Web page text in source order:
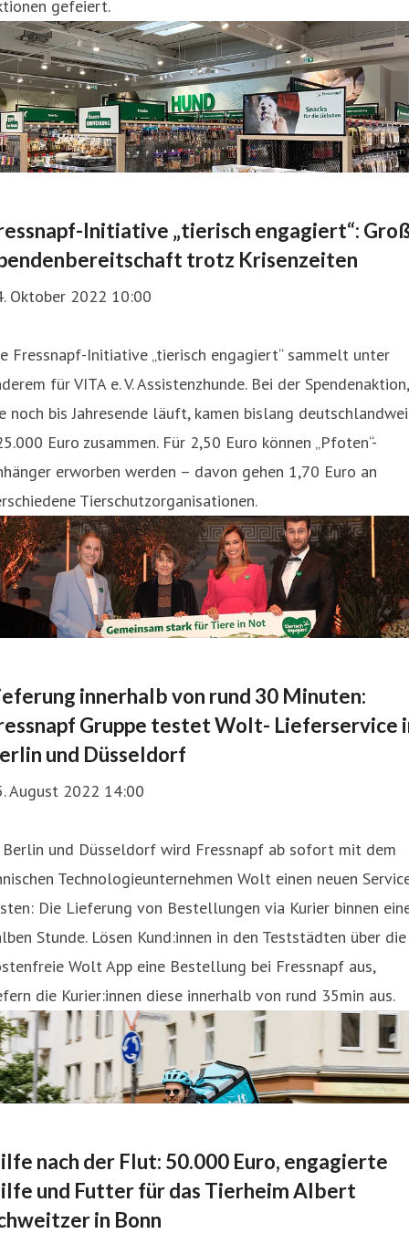
gefeiert.
Initiative „tierisch engagiert“:
trotz Krisenzeiten
Oktober 2022 10:00
Fressnapf-Initiative „tierisch engagiert“ sammelt unter
für VITA e. V. Assistenzhunde. Bei der Spendenaktion,
noch bis Jahresende läuft, kamen bislang
Euro zusammen. Für 2,50 Euro können „Pfoten“-
erworben werden – davon gehen 1,70 Euro an
Tierschutzorganisationen.
innerhalb von rund 30 Minuten:
Gruppe testet Wolt- Lieferservice
und Düsseldorf
August 2022 14:00
und Düsseldorf wird Fressnapf ab sofort mit dem
Technologieunternehmen Wolt einen neuen
Die Lieferung von Bestellungen via Kurier binnen
Stunde. Lösen Kund:innen in den Teststädten über die
Wolt App eine Bestellung bei Fressnapf aus,
die Kurier:innen diese innerhalb von rund 35min aus.
nach der Flut: 50.000 Euro, engagierte
und Futter für das Tierheim Albert
in Bonn